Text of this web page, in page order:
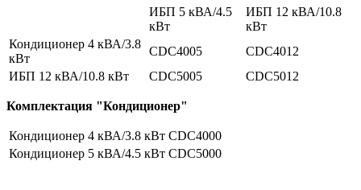
ИБП 5 кВА/4.5
кВт
ИБП 12 кВА/10.8
кВт
Кондиционер 4 кВА/3.8
кВт
CDC4005
CDC4012
ИБП 12 кВА/10.8 кВт
CDC5005 CDC5012
Комплектация "Кондиционер"
Кондиционер 4 кВА/3.8 кВт CDC4000
Кондиционер 5 кВА/4.5 кВт CDC5000